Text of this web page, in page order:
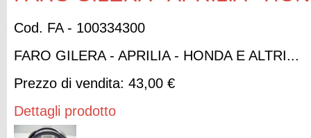
Cod. FA - 100334300
FARO GILERA - APRILIA - HONDA E ALTRI...
Prezzo di vendita: 43,00 €
Dettagli prodotto